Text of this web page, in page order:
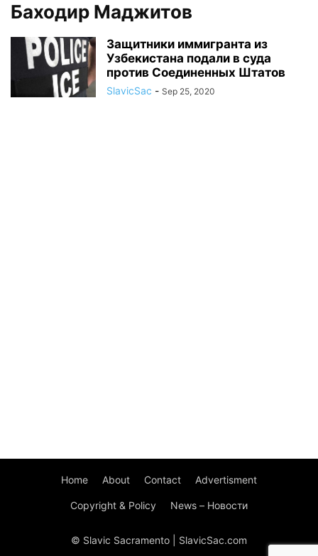
Баходир Маджитов
Защитники иммигранта из
Узбекистана подали в суда
против Соединенных Штатов
SlavicSac - Sep 25, 2020
Home About Contact Advertisment
Copyright & Policy News – Новости
© Slavic Sacramento | SlavicSac.com